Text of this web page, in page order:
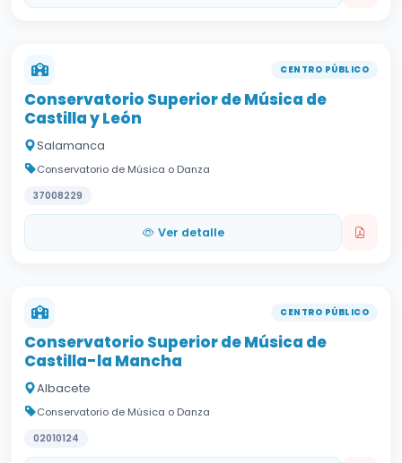
CENTRO PÚBLICO
Conservatorio Superior de Música de
Castilla y León
Salamanca
Conservatorio de Música o Danza
37008229
Ver detalle
CENTRO PÚBLICO
Conservatorio Superior de Música de
Castilla-la Mancha
Albacete
Conservatorio de Música o Danza
02010124